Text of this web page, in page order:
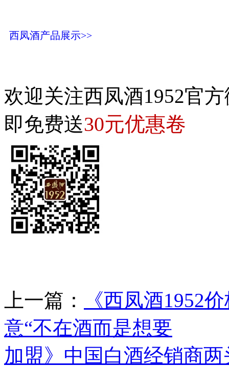
西凤酒产品展示>>
欢迎关注西凤酒1952官
即免费送30元优惠卷
上一篇：
《西凤酒1952
意“不在酒而是想要
加盟》中国白酒经销商两